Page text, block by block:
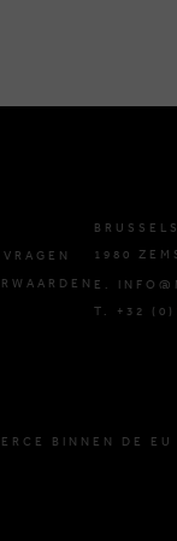
1980
E.
T. +32
BINNEN DE